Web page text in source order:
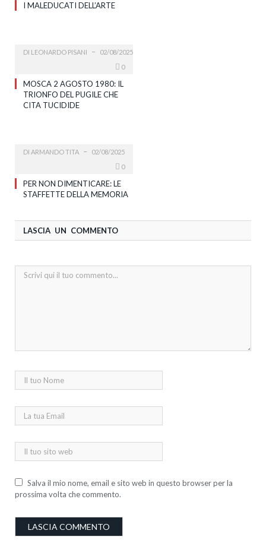
I MALEDUCATI DELL’ARTE
DI LEONARDO PISANI
02/08/2025
0
MOSCA 2 AGOSTO 1980: IL
TRIONFO DEL PUGILE CHE
CITA TUCIDIDE
DI ARMANDO TITA
02/08/2025
0
PER NON DIMENTICARE: LE
STAFFETTE DELLA MEMORIA
LASCIA UN COMMENTO
Salva il mio nome, email e sito web in questo browser per la
prossima volta che commento.